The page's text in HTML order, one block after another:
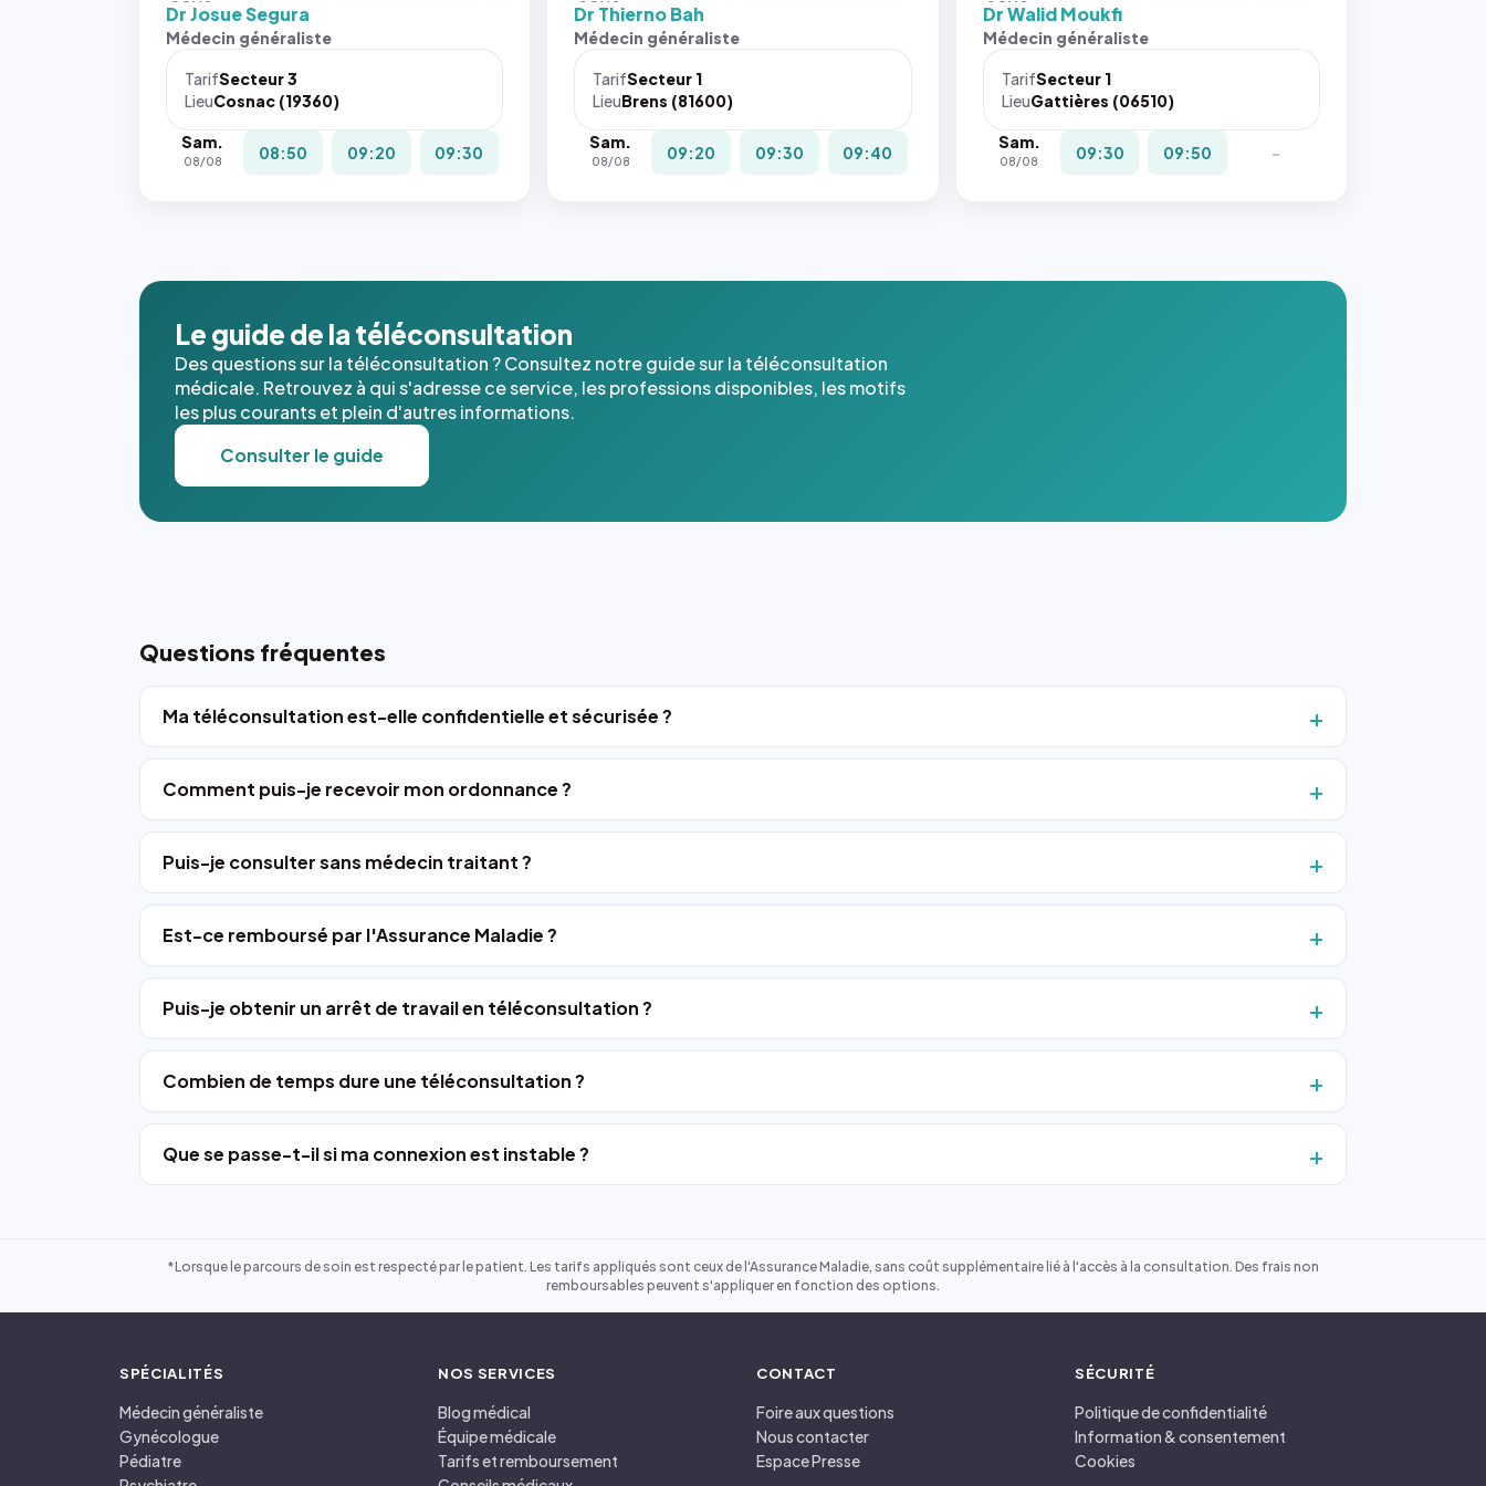
Sans ces
navigateur
pas la
place, et
l'annuaire
dans ce
cas. #}
Dr Josue Segura
Médecin généraliste
TarifSecteur 3
LieuCosnac (19360)
Sam.
08/08 08:50 09:20 09:30
Sans ces
navigateur
pas la
place, et
cas. #}
Dr Thierno Bah
Médecin généraliste
TarifSecteur 1
LieuBrens (81600)
Sam.
08/08 09:20 09:30 09:40
Sans ces
navigateur
pas la
place, et
Dr Walid Moukfi
Médecin généraliste
TarifSecteur 1
LieuGattières (06510)
Sam.
08/08 09:30 09:50 -
Le guide de la téléconsultation
Des questions sur la téléconsultation ? Consultez notre guide sur la téléconsultation
médicale. Retrouvez à qui s'adresse ce service, les professions disponibles, les motifs
les plus courants et plein d'autres informations.
Consulter le guide
Questions fréquentes
Ma téléconsultation est-elle confidentielle et sécurisée ?
Comment puis-je recevoir mon ordonnance ?
Puis-je consulter sans médecin traitant ?
Est-ce remboursé par l'Assurance Maladie ?
Puis-je obtenir un arrêt de travail en téléconsultation ?
Combien de temps dure une téléconsultation ?
Que se passe-t-il si ma connexion est instable ?
*Lorsque le parcours de soin est respecté par le patient. Les tarifs appliqués sont ceux de l'Assurance Maladie, sans coût supplémentaire lié à l'accès à la consultation. Des frais non
remboursables peuvent s'appliquer en fonction des options.
SPÉCIALITÉS
Médecin généraliste
Gynécologue
Pédiatre
NOS SERVICES
Blog médical
Équipe médicale
Tarifs et remboursement
CONTACT
Foire aux questions
Nous contacter
Espace Presse
SÉCURITÉ
Politique de confidentialité
Information & consentement
Cookies